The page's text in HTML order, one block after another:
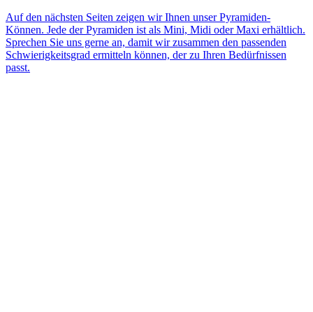
Auf den nächsten Seiten zeigen wir Ihnen unser Pyramiden-
Können. Jede der Pyramiden ist als Mini, Midi oder Maxi erhältlich.
Sprechen Sie uns gerne an, damit wir zusammen den passenden
Schwierigkeitsgrad ermitteln können, der zu Ihren Bedürfnissen
passt.